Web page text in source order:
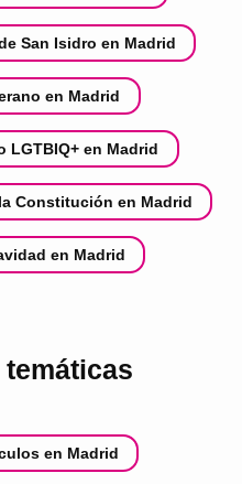
San Isidro en Madrid
en Madrid
LGTBIQ+ en Madrid
Constitución en Madrid
en Madrid
en Madrid